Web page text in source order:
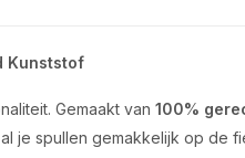
Kunststof
Gemaakt van 100%
je spullen gemakkelijk op de